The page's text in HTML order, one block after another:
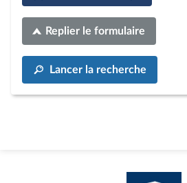
Replier le formulaire
Lancer la recherche